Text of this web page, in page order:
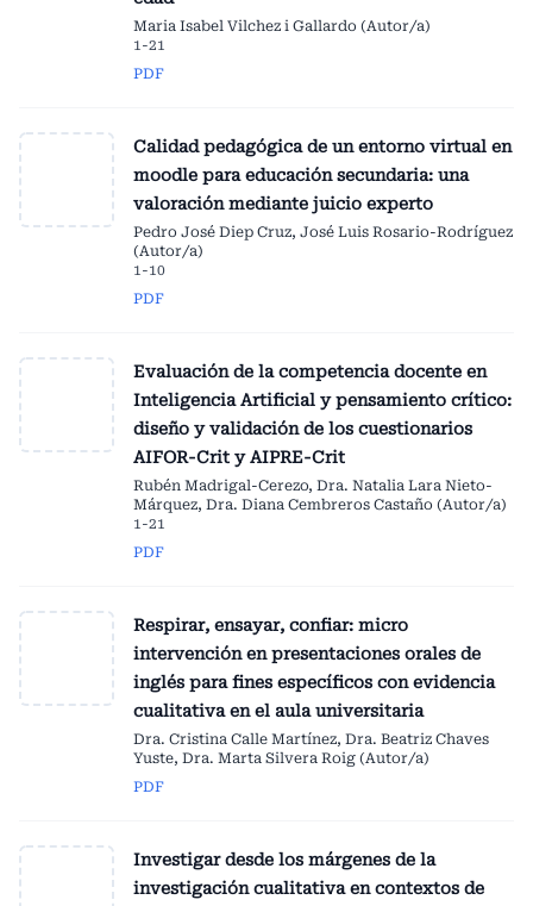
Maria Isabel Vilchez i Gallardo (Autor/a)
1-21
PDF
Calidad pedagógica de un entorno virtual en
moodle para educación secundaria: una
valoración mediante juicio experto
Pedro José Diep Cruz, José Luis Rosario-Rodríguez
(Autor/a)
1-10
PDF
Evaluación de la competencia docente en
Inteligencia Artificial y pensamiento crítico:
diseño y validación de los cuestionarios
AIFOR-Crit y AIPRE-Crit
Rubén Madrigal-Cerezo, Dra. Natalia Lara Nieto-
Márquez, Dra. Diana Cembreros Castaño (Autor/a)
1-21
PDF
Respirar, ensayar, confiar: micro
intervención en presentaciones orales de
inglés para fines específicos con evidencia
cualitativa en el aula universitaria
Dra. Cristina Calle Martínez, Dra. Beatriz Chaves
Yuste, Dra. Marta Silvera Roig (Autor/a)
PDF
Investigar desde los márgenes de la
investigación cualitativa en contextos de